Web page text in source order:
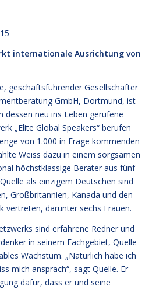
internationale Ausrichtung von
geschäftsführender Gesellschafter
GmbH, Dortmund, ist
dessen neu ins Leben gerufene
„Elite Global Speakers“ berufen
von 1.000 in Frage kommenden
Weiss dazu in einem sorgsamen
höchstklassige Berater aus fünf
als einzigem Deutschen sind
Großbritannien, Kanada und den
vertreten, darunter sechs Frauen.
sind erfahrene Redner und
in seinem Fachgebiet, Quelle
Wachstum. „Natürlich habe ich
mich ansprach“, sagt Quelle. Er
dafür, dass er und seine